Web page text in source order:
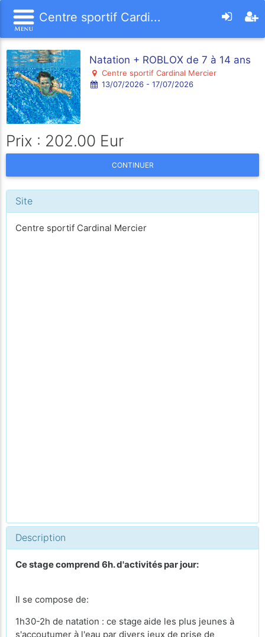
Centre sportif Cardi...
Natation + ROBLOX de 7 à 14 ans
Centre sportif Cardinal Mercier
13/07/2026 - 17/07/2026
Prix : 202.00 Eur
CONTINUER
Site
Centre sportif Cardinal Mercier
Description
Ce stage comprend 6h. d'activités par jour:
Il se compose de:
1h30-2h de natation : ce stage aide les plus jeunes à
s'accoutumer à l'eau par divers jeux de prise de